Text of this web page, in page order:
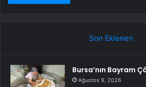
Son Eklenen
Bursa’nın Bayram
Ağustos 9, 2026